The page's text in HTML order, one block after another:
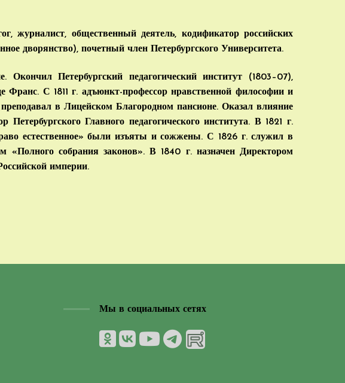
журналист, общественный деятель, кодификатор российских
дворянство), почетный член Петербургского Университета.
Петербургский педагогический институт (1803–07),
Франс. С 1811 г. адъюнкт-профессор нравственной философии и
в Лицейском Благородном пансионе. Оказал влияние
Главного педагогического института. В 1821 г.
естественное» были изъяты и сожжены. С 1826 г. служил в
«Полного собрания законов». В 1840 г. назначен Директором
империи.
Мы в социальных сетях